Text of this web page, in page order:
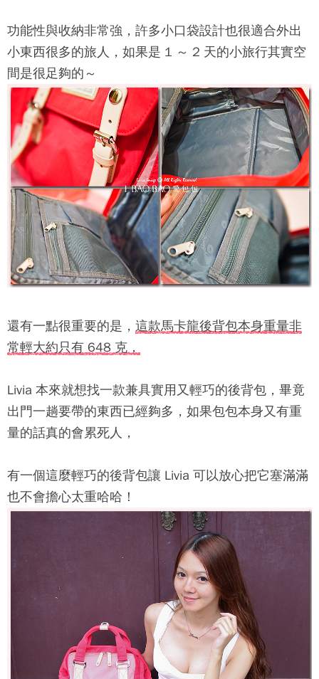
功能性與收納非常強，許多小口袋設計也很適合外出
小東西很多的旅人，如果是 1 ～ 2 天的小旅行其實空
間是很足夠的～
還有一點很重要的是， 這款馬卡龍後背包本身重量非
常輕大約只有 648 克，
Livia 本來就想找一款兼具實用又輕巧的後背包，畢竟
出門一趟要帶的東西已經夠多，如果包包本身又有重
量的話真的會累死人，
有一個這麼輕巧的後背包讓 Livia 可以放心把它塞滿滿
也不會擔心太重哈哈！